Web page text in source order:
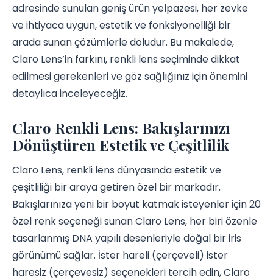
adresinde sunulan geniş ürün yelpazesi, her zevke
ve ihtiyaca uygun, estetik ve fonksiyonelliği bir
arada sunan çözümlerle doludur. Bu makalede,
Claro Lens’in farkını, renkli lens seçiminde dikkat
edilmesi gerekenleri ve göz sağlığınız için önemini
detaylıca inceleyeceğiz.
Claro Renkli Lens: Bakışlarınızı
Dönüştüren Estetik ve Çeşitlilik
Claro Lens, renkli lens dünyasında estetik ve
çeşitliliği bir araya getiren özel bir markadır.
Bakışlarınıza yeni bir boyut katmak isteyenler için 20
özel renk seçeneği sunan Claro Lens, her biri özenle
tasarlanmış DNA yapılı desenleriyle doğal bir iris
görünümü sağlar. İster hareli (çerçeveli) ister
haresiz (çerçevesiz) seçenekleri tercih edin, Claro